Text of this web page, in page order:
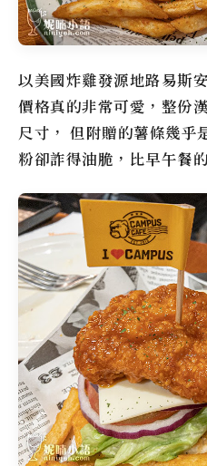
以美國炸雞發源地路易斯
價格真的非常可愛，整份
尺寸， 但附贈的薯條幾乎
粉卻詐得油脆，比早午餐